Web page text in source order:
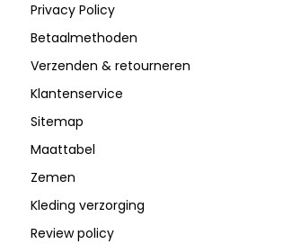
Privacy Policy
Betaalmethoden
Verzenden & retourneren
Klantenservice
Sitemap
Maattabel
Zemen
Kleding verzorging
Review policy